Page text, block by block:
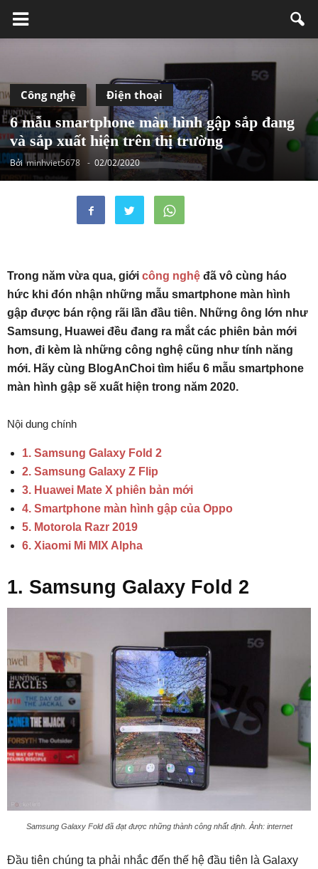
Công nghệ Điện thoại
6 mẫu smartphone màn hình gập sắp đang
và sắp xuất hiện trên thị trường
Bởi minhviet5678 - 02/02/2020
Trong năm vừa qua, giới công nghệ đã vô cùng háo
hức khi đón nhận những mẫu smartphone màn hình
gập được bán rộng rãi lần đầu tiên. Những ông lớn như
Samsung, Huawei đều đang ra mắt các phiên bản mới
hơn, đi kèm là những công nghệ cũng như tính năng
mới. Hãy cùng BlogAnChoi tìm hiểu 6 mẫu smartphone
màn hình gập sẽ xuất hiện trong năm 2020.
Nội dung chính
1. Samsung Galaxy Fold 2
2. Samsung Galaxy Z Flip
3. Huawei Mate X phiên bản mới
4. Smartphone màn hình gập của Oppo
5. Motorola Razr 2019
6. Xiaomi Mi MIX Alpha
1. Samsung Galaxy Fold 2
Samsung Galaxy Fold đã đạt được những thành công nhất định. Ảnh: internet
Đầu tiên chúng ta phải nhắc đến thế hệ đầu tiên là Galaxy